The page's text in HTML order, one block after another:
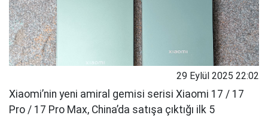
29 Eylül 2025 22:02
Xiaomi’nin yeni amiral gemisi serisi Xiaomi 17 / 17
Pro / 17 Pro Max, China’da satışa çıktığı ilk 5